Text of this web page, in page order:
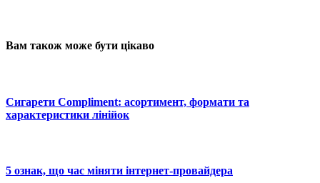
Вам також може бути цікаво
Сигарети Compliment: асортимент, формати та
характеристики лінійок
5 ознак, що час міняти інтернет-провайдера